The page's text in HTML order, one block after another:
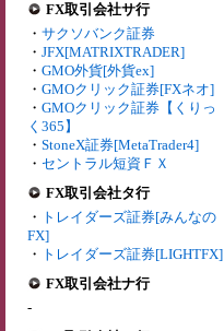
FX取引会社サ行
・ サクソバンク証券
・ JFX[MATRIXTRADER]
・ GMO外貨[外貨ex]
・ GMOクリック証券[FXネオ]
・ GMOクリック証券【くりっ
く365】
・ StoneX証券[MetaTrader4]
・ セントラル短資ＦＸ
FX取引会社タ行
・ トレイダーズ証券[みんなの
FX]
・ トレイダーズ証券[LIGHTFX]
FX取引会社ナ行
-